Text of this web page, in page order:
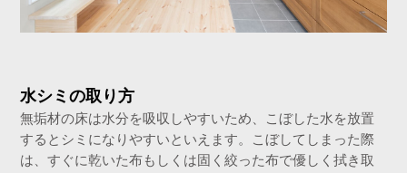
水シミの取り方
無垢材の床は水分を吸収しやすいため、こぼした水を放置
するとシミになりやすいといえます。こぼしてしまった際
は、すぐに乾いた布もしくは固く絞った布で優しく拭き取